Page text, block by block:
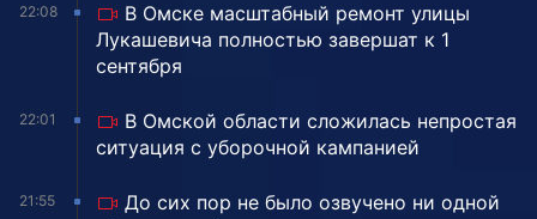
22:08
В Омске масштабный ремонт улицы
Лукашевича полностью завершат к 1
сентября
22:01
В Омской области сложилась непростая
ситуация с уборочной кампанией
21:55
До сих пор не было озвучено ни одной